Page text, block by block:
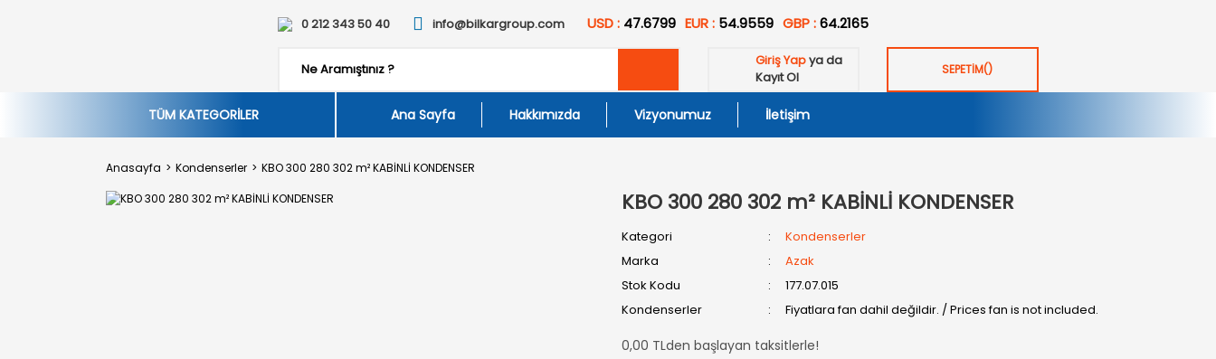
0 212 343 50 40 info@bilkargroup.com USD : 47.6799 EUR : 54.9559 GBP :64.2165
Giriş Yapya da
Kayıt Ol
SEPETİM()
TÜM KATEGORİLER Ana Sayfa Hakkımızda Vizyonumuz İletişim
Anasayfa Kondenserler KBO 300 280 302 m² KABİNLİ KONDENSER
KBO 300 280 302 m² KABİNLİ KONDENSER
Kategori
Kondenserler
Marka
Azak
Stok Kodu
177.07.015
Kondenserler
Fiyatlara fan dahil değildir. / Prices fan is not included.
0,00 TLden başlayan taksitlerle!